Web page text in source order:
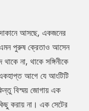
আসছে, একজনের
পুরুষ ক্রেতাও আসেন
না, থাকে সঙ্গিনীকে
আগে যে আংটিটি
বিস্ময় জোগায় এক
করায় না। এক সেটের